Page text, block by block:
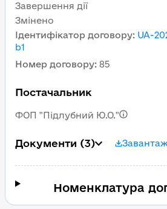
Ідентифікатор договору: UA-
b1
Номер договору: 85
Постачальник
ФОП "Підлубний Ю.О."
Документи (3)
Завершення дії
Змінено
Номенклатура